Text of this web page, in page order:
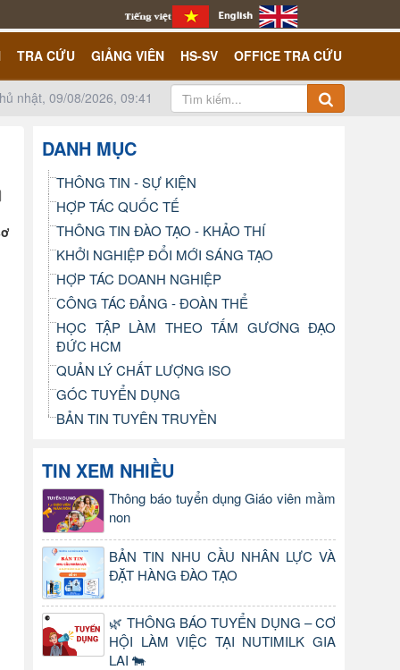
TRA CỨU GIẢNG VIÊN HS-SV OFFICE TRA CỨU
nhật, 09/08/2026, 09:41
DANH MỤC
THÔNG TIN - SỰ KIỆN
HỢP TÁC QUỐC TẾ
THÔNG TIN ĐÀO TẠO - KHẢO THÍ
KHỞI NGHIỆP ĐỔI MỚI SÁNG TẠO
HỢP TÁC DOANH NGHIỆP
CÔNG TÁC ĐẢNG - ĐOÀN THỂ
HỌC TẬP LÀM THEO TẤM GƯƠNG ĐẠO
ĐỨC HCM
QUẢN LÝ CHẤT LƯỢNG ISO
GÓC TUYỂN DỤNG
BẢN TIN TUYÊN TRUYỀN
TIN XEM NHIỀU
Thông báo tuyển dụng Giáo viên mầm
non
BẢN TIN NHU CẦU NHÂN LỰC VÀ
ĐẶT HÀNG ĐÀO TẠO
🌿 THÔNG BÁO TUYỂN DỤNG – CƠ
HỘI LÀM VIỆC TẠI NUTIMILK GIA
LAI 🐄